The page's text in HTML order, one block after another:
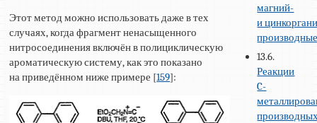
Этот метод можно использовать даже в тех
случаях, когда фрагмент ненасыщенного
нитросоединения включён в полициклическую
ароматическую систему, как это показано
на приведённом ниже примере [159]:
магний-
и
13.6.
Реакции
C-